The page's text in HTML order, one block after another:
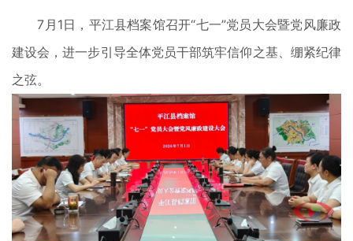
7月1日，平江县档案馆召开“七一”党员大会暨党风廉政
建设会，进一步引导全体党员干部筑牢信仰之基、绷紧纪律
之弦。